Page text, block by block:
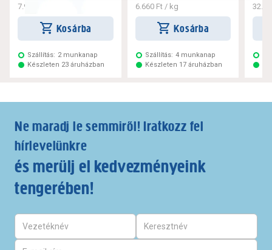
7.993 Ft
Kosárba
Szállítás: 2 munkanap
Készleten 23 áruházban
6.660 Ft/ kg
Kosárba
Szállítás: 4 munkanap
Készleten 17 áruházban
Ne maradj le semmiről! Iratkozz fel
hírlevelünkre
és merülj el kedvezményeink
tengerében!